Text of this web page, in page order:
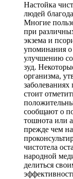
Настойка
людей
Многие
при
экзема и
упоминания о
улучшению
зуд.
организма,
стоит
сообщают о
тошнота или
прежде чем
чистотела
народной
делиться